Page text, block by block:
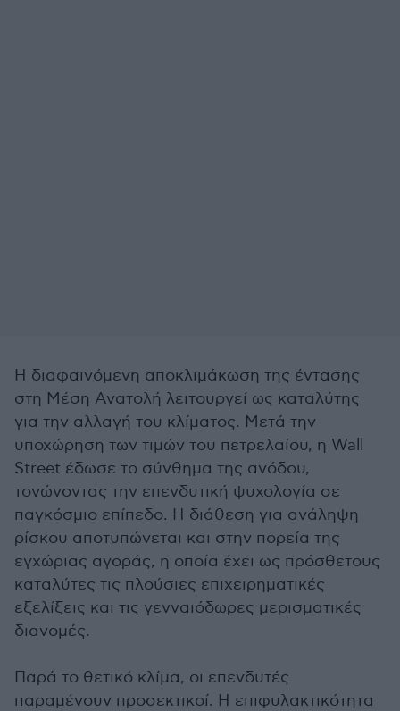
Η διαφαινόμενη αποκλιμάκωση της έντασης
στη Μέση Ανατολή λειτουργεί ως καταλύτης
για την αλλαγή του κλίματος. Μετά την
υποχώρηση των τιμών του πετρελαίου, η Wall
Street έδωσε το σύνθημα της ανόδου,
τονώνοντας την επενδυτική ψυχολογία σε
παγκόσμιο επίπεδο. Η διάθεση για ανάληψη
ρίσκου αποτυπώνεται και στην πορεία της
εγχώριας αγοράς, η οποία έχει ως πρόσθετους
καταλύτες τις πλούσιες επιχειρηματικές
εξελίξεις και τις γενναιόδωρες μερισματικές
διανομές.
Παρά το θετικό κλίμα, οι επενδυτές
παραμένουν προσεκτικοί. Η επιφυλακτικότητα